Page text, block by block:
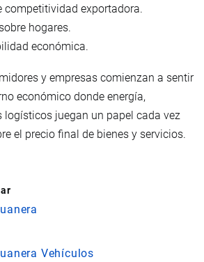
competitividad exportadora.
hogares.
económica.
y empresas comienzan a sentir
económico donde energía,
juegan un papel cada vez
el precio final de bienes y servicios.
Vehículos